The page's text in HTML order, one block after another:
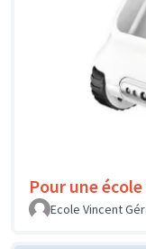
Pour une
Ecole Vincent